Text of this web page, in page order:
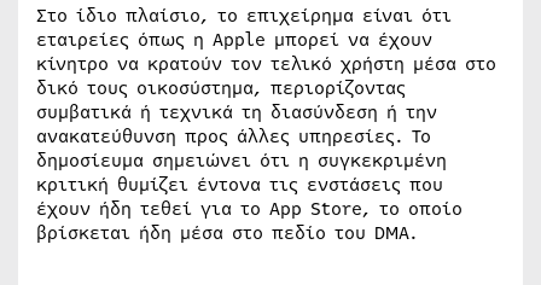
Στο ίδιο πλαίσιο, το επιχείρημα είναι ότι
εταιρείες όπως η Apple μπορεί να έχουν
κίνητρο να κρατούν τον τελικό χρήστη μέσα στο
δικό τους οικοσύστημα, περιορίζοντας
συμβατικά ή τεχνικά τη διασύνδεση ή την
ανακατεύθυνση προς άλλες υπηρεσίες. Το
δημοσίευμα σημειώνει ότι η συγκεκριμένη
κριτική θυμίζει έντονα τις ενστάσεις που
έχουν ήδη τεθεί για το App Store, το οποίο
βρίσκεται ήδη μέσα στο πεδίο του DMA.